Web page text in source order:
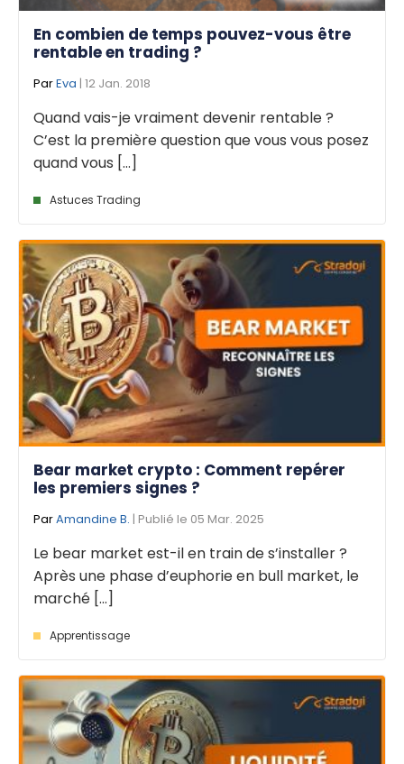
En combien de temps pouvez-vous être
rentable en trading ?
ParEva | 12 Jan. 2018
Quand vais-je vraiment devenir rentable ?
C’est la première question que vous vous posez
quand vous [...]
Astuces Trading
Bear market crypto : Comment repérer
les premiers signes ?
ParAmandine B. | Publié le 05 Mar. 2025
Le bear market est-il en train de s’installer ?
Après une phase d’euphorie en bull market, le
marché [...]
Apprentissage